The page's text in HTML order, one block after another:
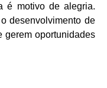
é motivo de alegria.
desenvolvimento de
gerem oportunidades